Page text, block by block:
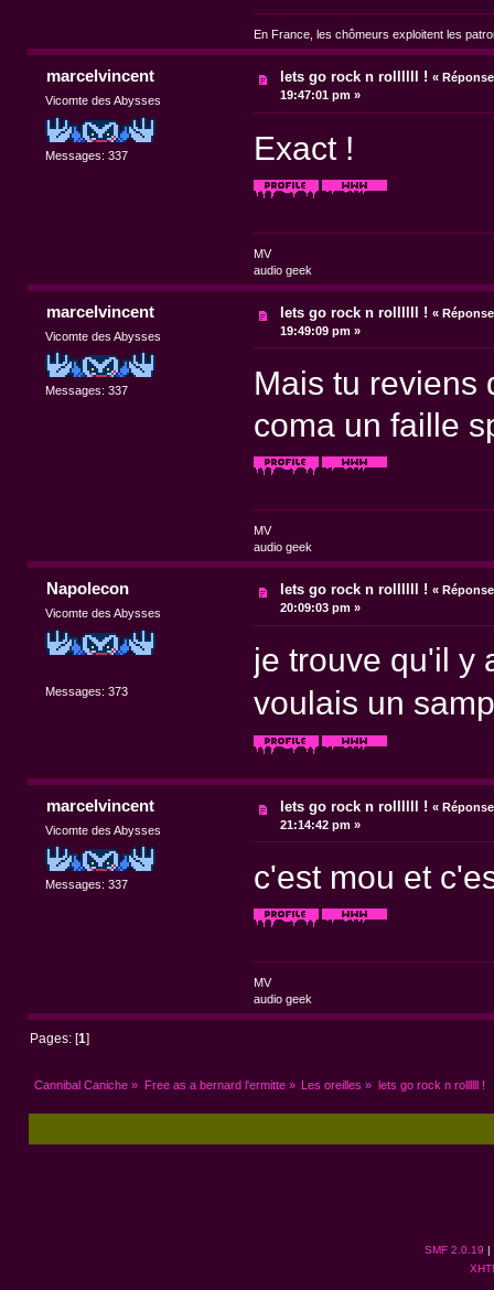
En France, les chômeurs exploitent les
marcelvincent
Vicomte des Abysses
Messages: 337
lets go rock n rollllll ! «
19:47:01 pm »
Exact !
MV
audio geek
marcelvincent
Vicomte des Abysses
Messages: 337
lets go rock n rollllll ! «
19:49:09 pm »
Mais tu reviens
coma un faille
MV
audio geek
Napolecon
Vicomte des Abysses
Messages: 373
lets go rock n rollllll ! «
20:09:03 pm »
je trouve qu'il y
voulais un
marcelvincent
Vicomte des Abysses
Messages: 337
lets go rock n rollllll ! «
21:14:42 pm »
c'est mou et
MV
audio geek
Pages: [1
Cannibal Caniche » Free as a bernard l'ermitte» Les oreilles » lets go rock n rollllll !
SMF 2.0.19 |